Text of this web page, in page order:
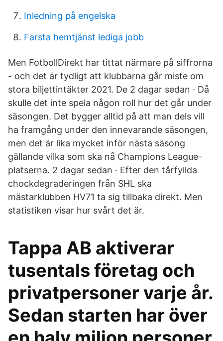
Inledning på engelska
Farsta hemtjänst lediga jobb
Men FotbollDirekt har tittat närmare på siffrorna
- och det är tydligt att klubbarna går miste om
stora biljettintäkter 2021. De 2 dagar sedan · Då
skulle det inte spela någon roll hur det går under
säsongen. Det bygger alltid på att man dels vill
ha framgång under den innevarande säsongen,
men det är lika mycket inför nästa säsong
gällande vilka som ska nå Champions League-
platserna. 2 dagar sedan · Efter den tårfyllda
chockdegraderingen från SHL ska
mästarklubben HV71 ta sig tillbaka direkt. Men
statistiken visar hur svårt det är.
Tappa AB aktiverar
tusentals företag och
privatpersoner varje år.
Sedan starten har över